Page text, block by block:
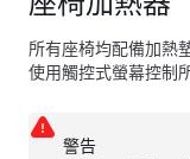
所有座椅均配備加熱
使用觸控式螢幕控制
警告